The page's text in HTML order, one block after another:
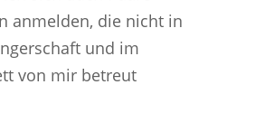
anmelden, die nicht in
und im
von mir betreut